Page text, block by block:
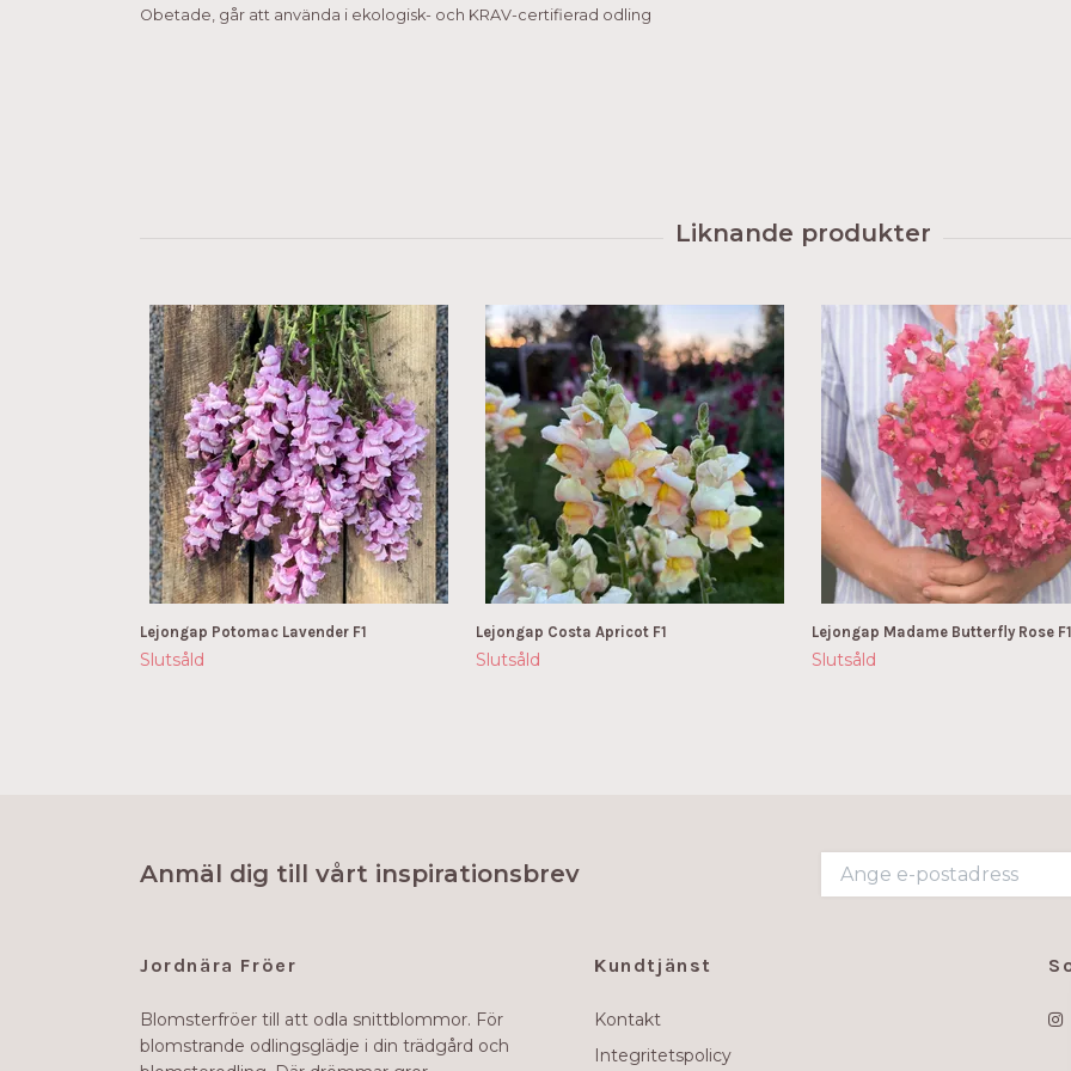
Obetade, går att använda i ekologisk- och KRAV-certifierad odling
Lejongap Potomac Lavender F1
Slutsåld
Lejongap Costa Apricot F1
Slutsåld
Lejongap Madame Butterfly Rose F1
Slutsåld
Anmäl dig till vårt inspirationsbrev
Jordnära Fröer
Blomsterfröer till att odla snittblommor. För
blomstrande odlingsglädje i din trädgård och
Kundtjänst
Kontakt
Integritetspolicy